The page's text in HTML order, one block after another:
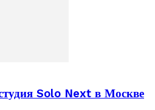
Solo Next в Москве